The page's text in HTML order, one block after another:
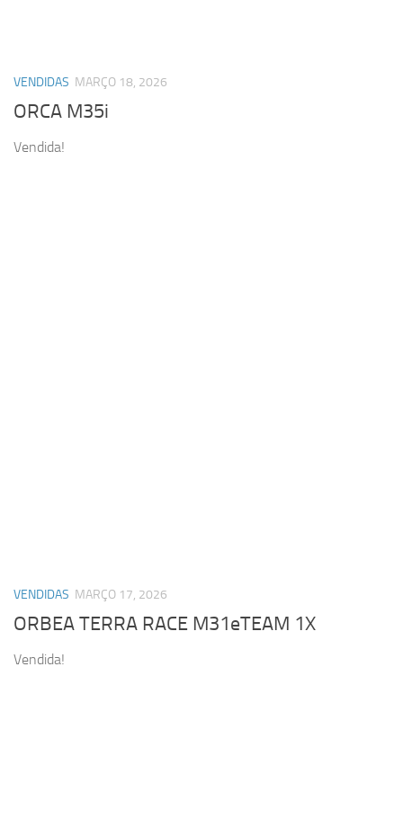
VENDIDAS MARÇO 18, 2026
ORCA M35i
Vendida!
VENDIDAS MARÇO 17, 2026
ORBEA TERRA RACE M31eTEAM 1X
Vendida!